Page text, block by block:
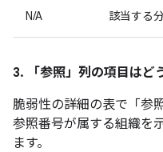
N/A 該当する
3. 「参照」 列の項目はど
脆弱性の詳細の表で「参照
参照番号が属する組織を
ます。